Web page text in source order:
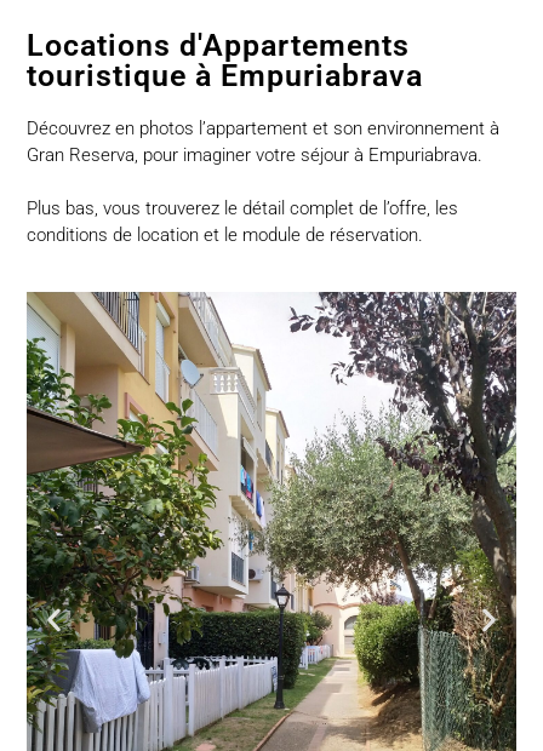
Locations d'Appartements
touristique à Empuriabrava
Découvrez en photos l’appartement et son environnement à
Gran Reserva, pour imaginer votre séjour à Empuriabrava.
Plus bas, vous trouverez le détail complet de l’offre, les
conditions de location et le module de réservation.